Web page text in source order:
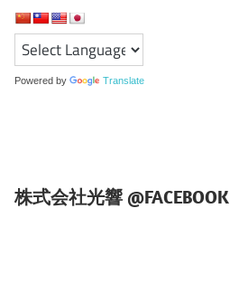
Powered by Translate
株式会社光響 @FACEBOOK